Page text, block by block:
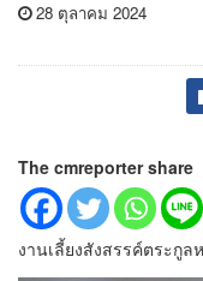
28 ตุลาคม 2024
The cmreporter share
งานเลี้ยงสังสรรค์ตระกูล